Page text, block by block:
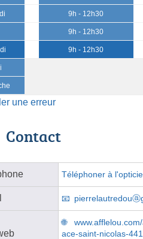
9h - 12h30
9h - 12h30
9h - 12h30
une erreur
Contact
Téléphoner à
ace-saint-nicolas-